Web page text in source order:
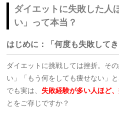
ダイエットに失敗した人
い」って本当？
はじめに：「何度も失敗して
ダイエットに挑戦しては挫折。そ
い」「もう何をしても痩せない」
でも実は、 失敗経験が多い人ほど
とをご存じですか？